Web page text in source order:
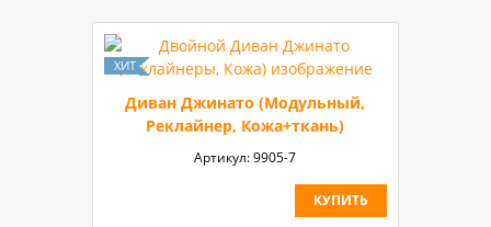
Диван Джинато (Модульный,
Реклайнер, Кожа+ткань)
Артикул:9905-7
КУПИТЬ